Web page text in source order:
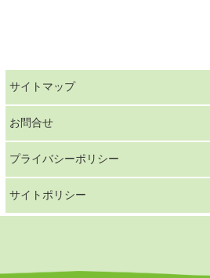
サイトマップ
お問合せ
プライバシーポリシー
サイトポリシー